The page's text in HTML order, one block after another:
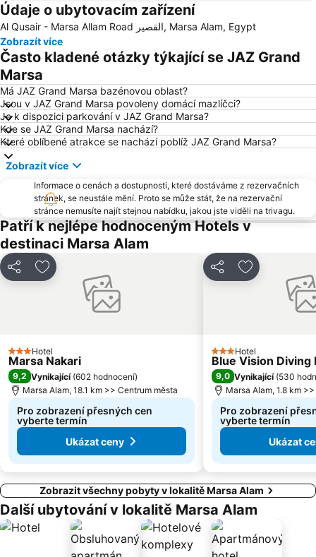
Údaje o ubytovacím zařízení
Al Qusair - Marsa Allam Road القصير, Marsa Alam, Egypt
Zobrazít více
Často kladené otázky týkající se JAZ Grand
Marsa
Má JAZ Grand Marsa bazénovou oblast?
Jsou v JAZ Grand Marsa povoleny domácí mazlíčci?
Je k dispozici parkování v JAZ Grand Marsa?
Kde se JAZ Grand Marsa nachází?
Které oblíbené atrakce se nachází poblíž JAZ Grand Marsa?
Zobrazít více
Informace o cenách a dostupnosti, které dostáváme z rezervačních
stránek, se neustále mění. Proto se může stát, že na rezervační
stránce nemusíte najít stejnou nabídku, jakou jste viděli na trivagu.
Patří k nejlépe hodnoceným Hotels v
destinaci Marsa Alam
Sdílet Přidat na seznam oblíbených hotelů
3 Počet hvězdiček
Hotel
Marsa Nakari
9,2 Vynikající (602 hodnocení)
Marsa Alam, 18.1 km >> Centrum města
Pro zobrazení přesných cen
vyberte termín
Ukázat ceny
Sdílet Přidat na
3 Počet hvězdiček
Hotel
Blue Vision Diving
9,0 Vynikající (530
Marsa Alam, 1.8 km
Pro zobrazení
vyberte termín
Ukázat
Zobrazit všechny pobyty v lokalitě Marsa Alam
Další ubytování v lokalitě Marsa Alam